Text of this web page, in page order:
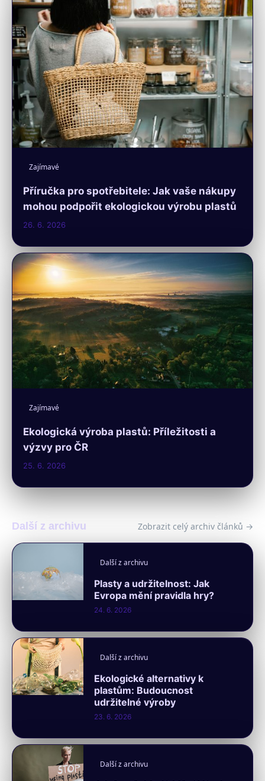
Zajímavé
Příručka pro spotřebitele: Jak vaše nákupy
mohou podpořit ekologickou výrobu plastů
26. 6. 2026
Zajímavé
Ekologická výroba plastů: Příležitosti a
výzvy pro ČR
25. 6. 2026
Další z archivu Zobrazit celý archiv článků →
Další z archivu
Plasty a udržitelnost: Jak
Evropa mění pravidla hry?
24. 6. 2026
Další z archivu
Ekologické alternativy k
plastům: Budoucnost
udržitelné výroby
23. 6. 2026
Další z archivu